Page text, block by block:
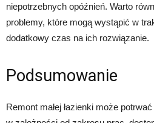
niepotrzebnych opóźnień. Warto
problemy, które mogą wystąpić w
dodatkowy czas na ich rozwiązanie.
Podsumowanie
Remont małej łazienki może